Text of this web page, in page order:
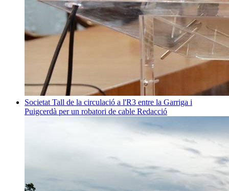
Societat Tall de la circulació a l'R3 entre la Garriga i
Puigcerdà per un robatori de cable Redacció